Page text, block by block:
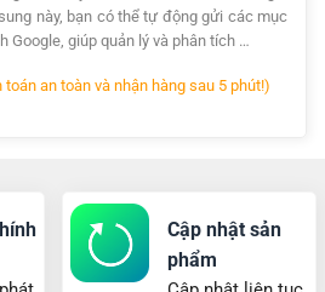
này, bạn có thể tự động gửi các mục
Google, giúp quản lý và phân tích …
an toàn và nhận hàng sau 5 phút!)
Cập nhật sản
phẩm